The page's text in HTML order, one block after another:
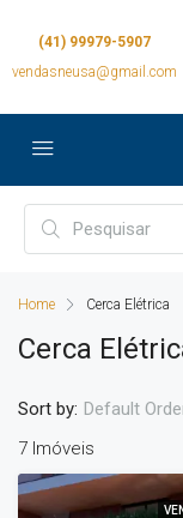
(41) 99979-5907
vendasneusa@gmail.com
Home Cerca Elétrica
Cerca
7 Imóveis
Sort by: Default